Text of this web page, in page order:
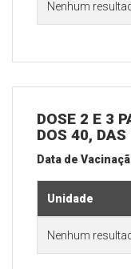
Nenhum
DOSE 2 E 3
DOS 40,
Data de
Unidade
Nenhum